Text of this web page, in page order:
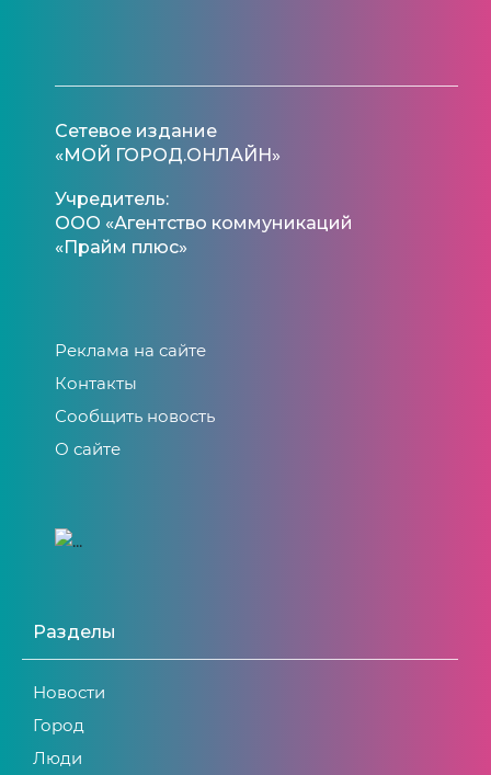
Сетевое издание
«МОЙ ГОРОД.ОНЛАЙН»
Учредитель:
ООО «Агентство коммуникаций
«Прайм плюс»
Реклама на сайте
Контакты
Сообщить новость
О сайте
Разделы
Новости
Город
Люди